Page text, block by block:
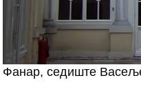
Фанар, седиште